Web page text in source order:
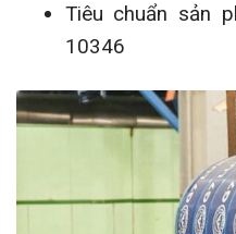
Tiêu chuẩn sản
10346